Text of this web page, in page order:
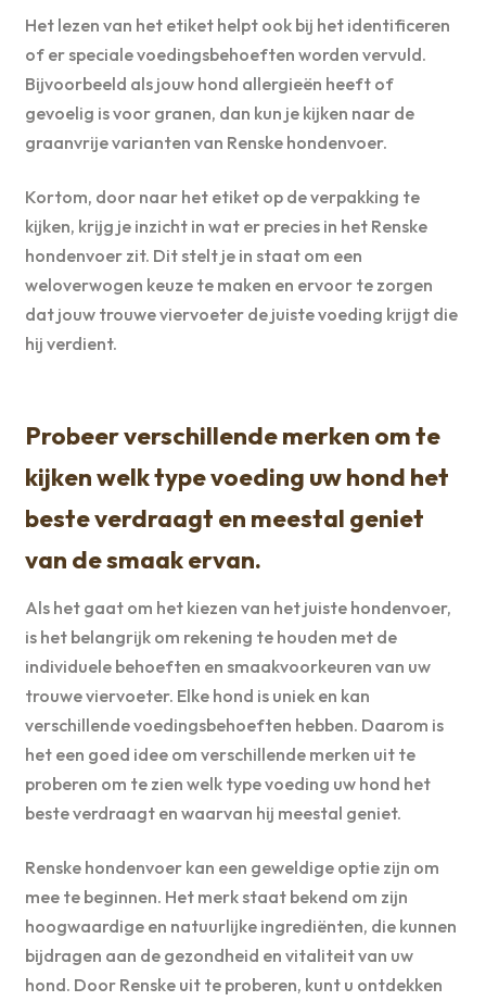
Het lezen van het etiket helpt ook bij het identificeren
of er speciale voedingsbehoeften worden vervuld.
Bijvoorbeeld als jouw hond allergieën heeft of
gevoelig is voor granen, dan kun je kijken naar de
graanvrije varianten van Renske hondenvoer.
Kortom, door naar het etiket op de verpakking te
kijken, krijg je inzicht in wat er precies in het Renske
hondenvoer zit. Dit stelt je in staat om een
weloverwogen keuze te maken en ervoor te zorgen
dat jouw trouwe viervoeter de juiste voeding krijgt die
hij verdient.
Probeer verschillende merken om te
kijken welk type voeding uw hond het
beste verdraagt en meestal geniet
van de smaak ervan.
Als het gaat om het kiezen van het juiste hondenvoer,
is het belangrijk om rekening te houden met de
individuele behoeften en smaakvoorkeuren van uw
trouwe viervoeter. Elke hond is uniek en kan
verschillende voedingsbehoeften hebben. Daarom is
het een goed idee om verschillende merken uit te
proberen om te zien welk type voeding uw hond het
beste verdraagt en waarvan hij meestal geniet.
Renske hondenvoer kan een geweldige optie zijn om
mee te beginnen. Het merk staat bekend om zijn
hoogwaardige en natuurlijke ingrediënten, die kunnen
bijdragen aan de gezondheid en vitaliteit van uw
hond. Door Renske uit te proberen, kunt u ontdekken